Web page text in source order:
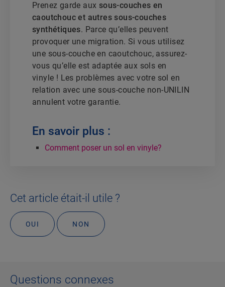
Prenez garde aux sous-couches en
caoutchouc et autres sous-couches
synthétiques. Parce qu’elles peuvent
provoquer une migration. Si vous utilisez
une sous-couche en caoutchouc, assurez-
vous qu’elle est adaptée aux sols en
vinyle ! Les problèmes avec votre sol en
relation avec une sous-couche non-UNILIN
annulent votre garantie.
En savoir plus :
Comment poser un sol en vinyle?
Cet article était-il utile ?
OUI NON
Questions connexes